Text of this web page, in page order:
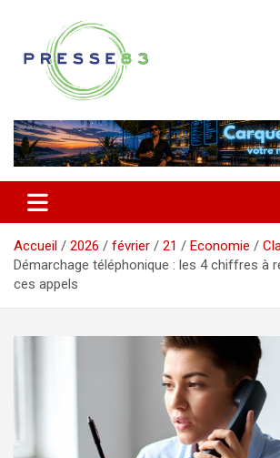
contenu
Presse 83
Accueil 2026 février 21 Economie
Démarchage téléphonique : les 4 chiffres à
ces appels